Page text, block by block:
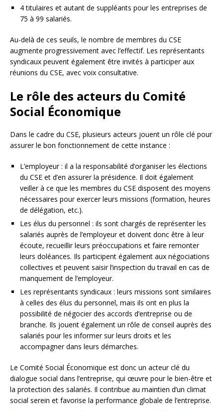
4 titulaires et autant de suppléants pour les entreprises de
75 à 99 salariés.
Au-delà de ces seuils, le nombre de membres du CSE
augmente progressivement avec l’effectif. Les représentants
syndicaux peuvent également être invités à participer aux
réunions du CSE, avec voix consultative.
Le rôle des acteurs du Comité
Social Économique
Dans le cadre du CSE, plusieurs acteurs jouent un rôle clé pour
assurer le bon fonctionnement de cette instance :
L’employeur : il a la responsabilité d’organiser les élections
du CSE et d’en assurer la présidence. Il doit également
veiller à ce que les membres du CSE disposent des moyens
nécessaires pour exercer leurs missions (formation, heures
de délégation, etc.).
Les élus du personnel : ils sont chargés de représenter les
salariés auprès de l’employeur et doivent donc être à leur
écoute, recueillir leurs préoccupations et faire remonter
leurs doléances. Ils participent également aux négociations
collectives et peuvent saisir l’inspection du travail en cas de
manquement de l’employeur.
Les représentants syndicaux : leurs missions sont similaires
à celles des élus du personnel, mais ils ont en plus la
possibilité de négocier des accords d’entreprise ou de
branche. Ils jouent également un rôle de conseil auprès des
salariés pour les informer sur leurs droits et les
accompagner dans leurs démarches.
Le Comité Social Économique est donc un acteur clé du
dialogue social dans l’entreprise, qui œuvre pour le bien-être et
la protection des salariés. Il contribue au maintien d’un climat
social serein et favorise la performance globale de l’entreprise.